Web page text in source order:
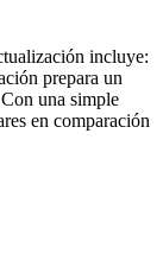
incluye:
prepara un
una simple
en comparación